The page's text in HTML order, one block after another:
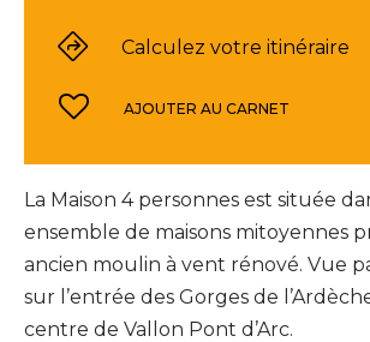
La Maison 4 personnes est située
ensemble de maisons mitoyennes
ancien moulin à vent rénové. Vue
sur l’entrée des Gorges de
centre de Vallon Pont d’Arc.
Calculez votre itinéraire
AJOUTER AU CARNET